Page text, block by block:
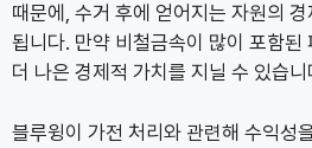
때문에, 수거 후에 얻어지는 자원의
됩니다. 만약 비철금속이 많이 포함된
더 나은 경제적 가치를 지닐 수 있습니
블루윙이 가전 처리와 관련해 수익성